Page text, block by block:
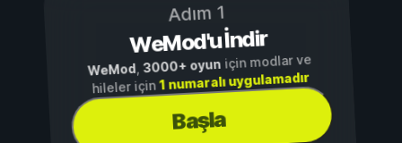
Adım 1
WeMod'u İndir
WeMod,3000+ oyuniçin modlar ve
hileler için1 numaralı uygulamadır
Başla